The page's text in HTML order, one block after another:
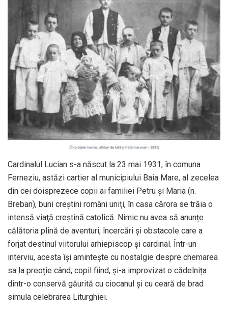
Cardinalul Lucian s-a născut la 23 mai 1931, în comuna
Ferneziu, astăzi cartier al municipiului Baia Mare, al zecelea
din cei doisprezece copii ai familiei Petru şi Maria (n.
Breban), buni creştini români uniţi, în casa cărora se trăia o
intensă viaţă creştină catolică. Nimic nu avea să anunțe
călătoria plină de aventuri, încercări şi obstacole care a
forjat destinul viitorului arhiepiscop și cardinal. Într-un
interviu, acesta își amintește cu nostalgie despre chemarea
sa la preoție când, copil fiind, și-a improvizat o cădelnița
dintr-o conservă găurită cu ciocanul și cu ceară de brad
simula celebrarea Liturghiei.